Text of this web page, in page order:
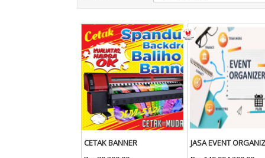
CETAK BANNER
JASA EVENT